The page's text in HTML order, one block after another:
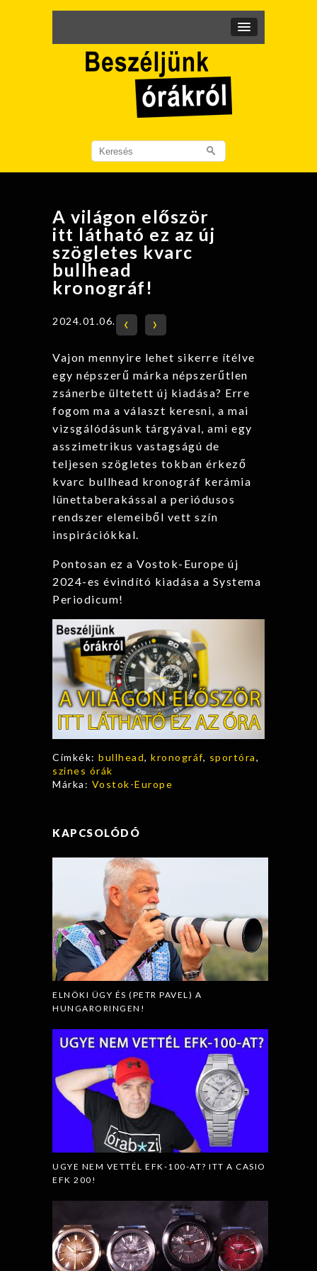
Search
for:
A világon először
itt látható ez az új
szögletes kvarc
bullhead
kronográf!
2024.01.06. ‹ ›
Vajon mennyire lehet sikerre ítélve
egy népszerű márka népszerűtlen
zsánerbe ültetett új kiadása? Erre
fogom ma a választ keresni, a mai
vizsgálódásunk tárgyával, ami egy
asszimetrikus vastagságú de
teljesen szögletes tokban érkező
kvarc bullhead kronográf kerámia
lünettaberakással a periódusos
rendszer elemeiből vett szín
inspirációkkal.
Pontosan ez a Vostok-Europe új
2024-es évindító kiadása a Systema
Periodicum!
Címkék: bullhead, kronográf, sportóra,
szines órák
Márka: Vostok-Europe
KAPCSOLÓDÓ
ELNÖKI ÜGY ÉS (PETR PAVEL) A
HUNGARORINGEN!
UGYE NEM VETTÉL EFK-100-AT? ITT A CASIO
EFK 200!